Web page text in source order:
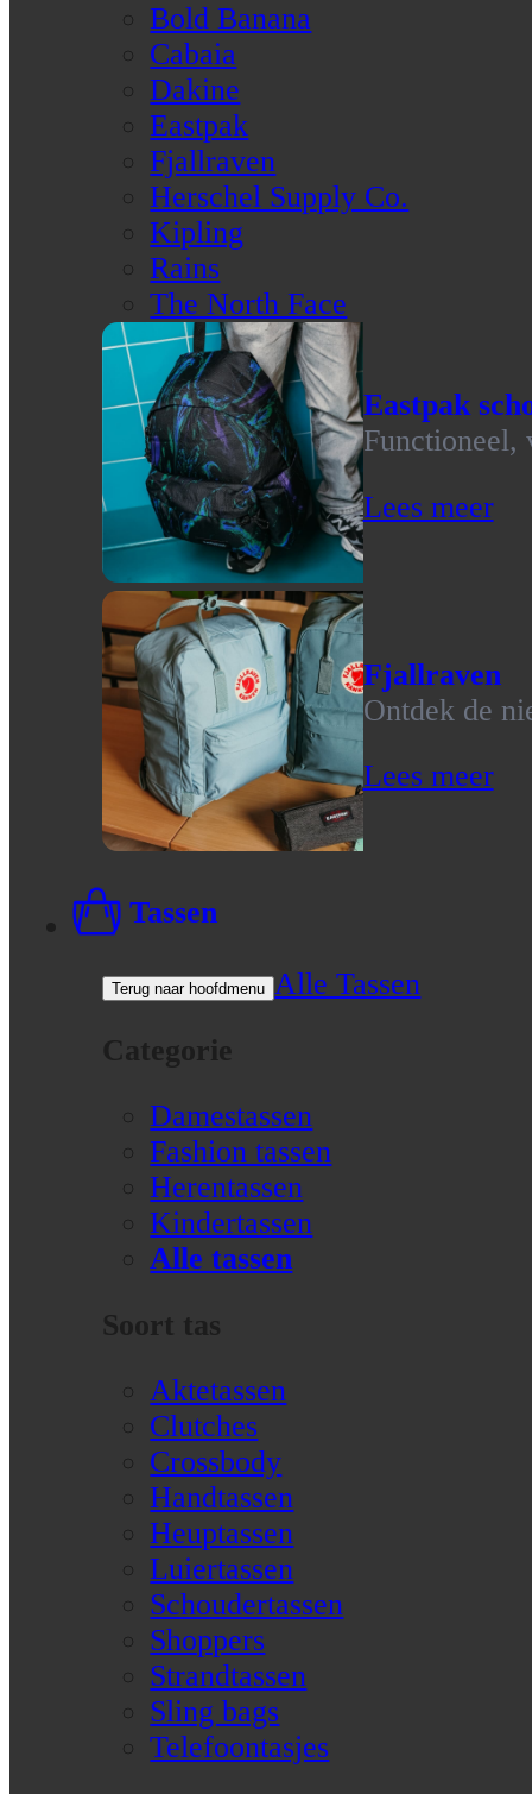
Bold Banana
Cabaia
Dakine
Eastpak
Fjallraven
Herschel Supply Co.
Kipling
Rains
The North Face
Eastpak
Functioneel,
Lees meer
Fjallraven
Ontdek de
Lees meer
Tassen
Terug naar hoofdmenu Alle Tassen
Categorie
Damestassen
Fashion tassen
Herentassen
Kindertassen
Alle tassen
Soort tas
Aktetassen
Clutches
Crossbody
Handtassen
Heuptassen
Luiertassen
Schoudertassen
Shoppers
Strandtassen
Sling bags
Telefoontasjes